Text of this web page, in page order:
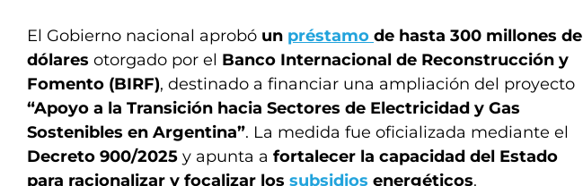
El Gobierno nacional aprobó un préstamo de hasta 300 millones de
dólares otorgado por el Banco Internacional de Reconstrucción y
Fomento (BIRF), destinado a financiar una ampliación del proyecto
“Apoyo a la Transición hacia Sectores de Electricidad y Gas
Sostenibles en Argentina”. La medida fue oficializada mediante el
Decreto 900/2025 y apunta a fortalecer la capacidad del Estado
para racionalizar y focalizar los subsidios energéticos.